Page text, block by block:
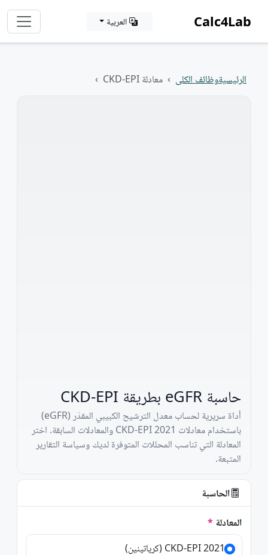
Calc4Lab العربية
الرئيسيةوظائف الكلى معادلة CKD-EPI
حاسبة eGFR بطريقة CKD-EPI
أداة سريرية لحساب معدل الترشيح الكبيبي المقدّر (eGFR)
باستخدام معادلات CKD-EPI 2021 والمعادلات السابقة. اختر
المعادلة التي تناسب المحللات المتوفرة لديك وسياسة التقارير
المتبعة.
الحاسبة
المعادلة
CKD-EPI 2021 (كرياتينين)